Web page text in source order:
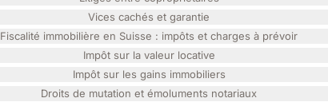
Vices cachés et garantie
Fiscalité immobilière en Suisse : impôts et charges à prévoir
Impôt sur la valeur locative
Impôt sur les gains immobiliers
Droits de mutation et émoluments notariaux